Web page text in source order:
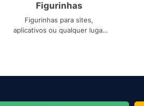
Figurinhas
Figurinhas para sites,
aplicativos ou qualquer lugar